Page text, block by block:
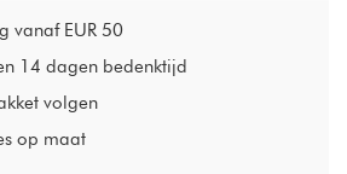
vanaf EUR 50
14 dagen bedenktijd
volgen
op maat